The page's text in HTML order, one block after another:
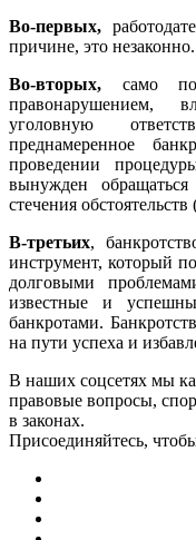
Во-первых,
причине, это незаконно.
Во-вторых, само по
правонарушением,
уголовную
преднамеренное
проведении
вынужден
стечения
В-третьих,
инструмент, который
долговыми
известные и
банкротами.
на пути успеха и
В наших соцсетях мы
правовые вопросы,
в законах.
Присоединяйтесь,